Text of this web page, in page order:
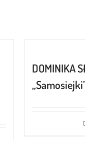
DOMINIKA